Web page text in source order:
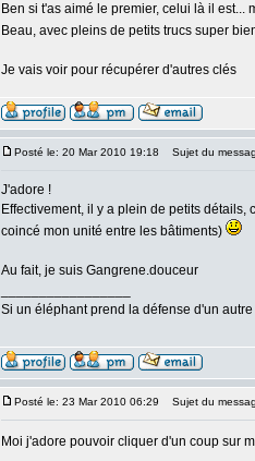
Ben si t'as aimé le premier, celui là il est...
Beau, avec pleins de petits trucs super
Je vais voir pour récupérer d'autres clés
Posté le: 20 Mar 2010 19:18 Sujet du
J'adore !
Effectivement, il y a plein de petits
coincé mon unité entre les bâtiments)
Au fait, je suis Gangrene.douceur
Si un éléphant prend la défense d'un
Posté le: 23 Mar 2010 06:29 Sujet du
Moi j'adore pouvoir cliquer d'un coup sur